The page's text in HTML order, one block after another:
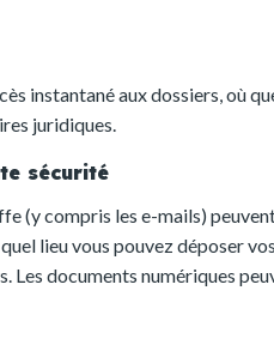
instantané aux dossiers, où
juridiques.
sécurité
(y compris les e-mails)
lieu vous pouvez déposer
Les documents numériques